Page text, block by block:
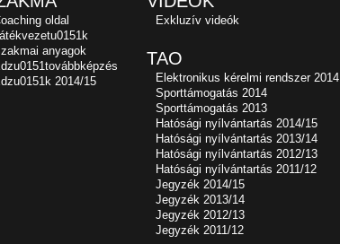
oldal
anyagok
2014/15
Exkluzív videók
TAO
Elektronikus kérelmi rendszer 2014
Sporttámogatás 2014
Sporttámogatás 2013
Hatósági nyílvántartás 2014/15
Hatósági nyílvántartás 2013/14
Hatósági nyílvántartás 2012/13
Hatósági nyílvántartás 2011/12
Jegyzék 2014/15
Jegyzék 2013/14
Jegyzék 2012/13
Jegyzék 2011/12